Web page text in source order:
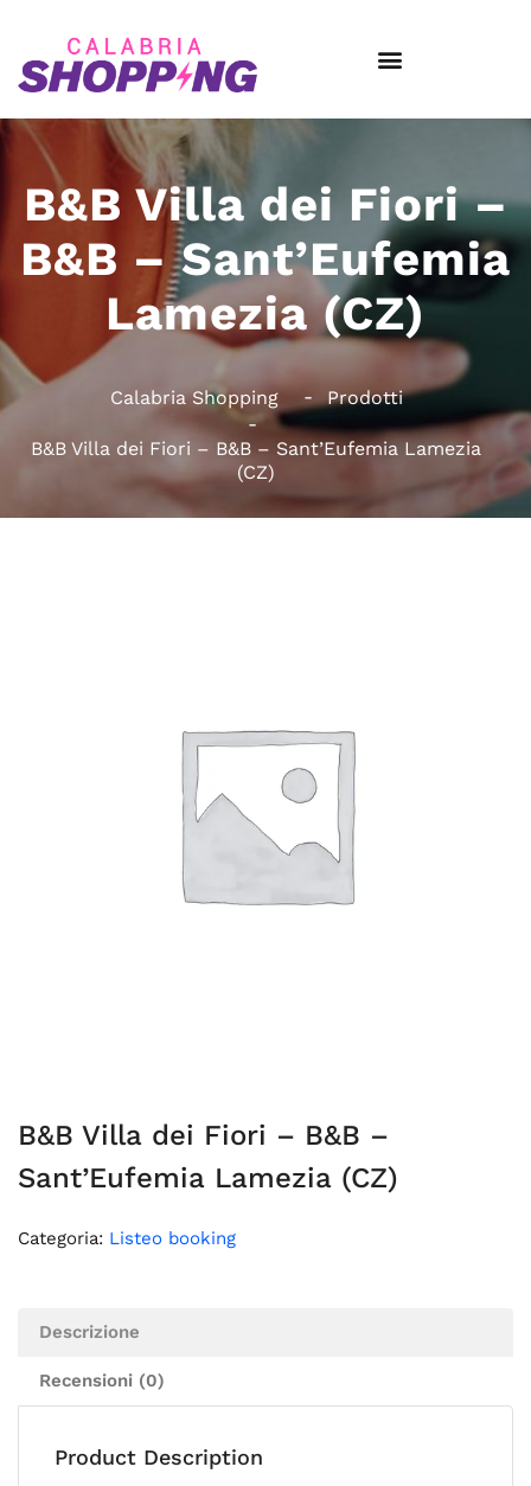
B&B Villa dei Fiori –
B&B – Sant’Eufemia
Lamezia (CZ)
Calabria Shopping Prodotti
B&B Villa dei Fiori – B&B – Sant’Eufemia Lamezia
(CZ)
B&B Villa dei Fiori – B&B –
Sant’Eufemia Lamezia (CZ)
Categoria: Listeo booking
Descrizione
Recensioni (0)
Product Description